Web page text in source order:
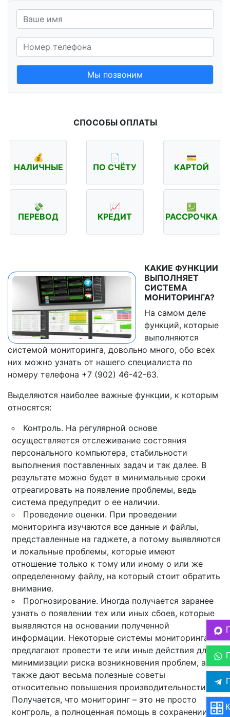
Мы позвоним
СПОСОБЫ ОПЛАТЫ
💰
НАЛИЧНЫЕ
📄
ПО СЧЁТУ
💳
КАРТОЙ
💸
ПЕРЕВОД
📈
КРЕДИТ
💹
РАССРОЧКА
КАКИЕ ФУНКЦИИ
ВЫПОЛНЯЕТ
СИСТЕМА
МОНИТОРИНГА?
На самом деле
функций, которые
выполняются
системой мониторинга, довольно много, обо всех
них можно узнать от нашего специалиста по
номеру телефона +7 (902) 46-42-63.
Выделяются наиболее важные функции, к которым
относятся:
Контроль. На регулярной основе
осуществляется отслеживание состояния
персонального компьютера, стабильности
выполнения поставленных задач и так далее. В
результате можно будет в минимальные сроки
отреагировать на появление проблемы, ведь
система предупредит о ее наличии.
Проведение оценки. При проведении
мониторинга изучаются все данные и файлы,
представленные на гаджете, а потому выявляются
и локальные проблемы, которые имеют
отношение только к тому или иному о или же
определенному файлу, на который стоит обратить
внимание.
Прогнозирование. Иногда получается заранее
узнать о появлении тех или иных сбоев, которые
выявляются на основании полученной
информации. Некоторые системы мониторинга
предлагают провести те или иные действия для
минимизации риска возникновения проблем, а
также дают весьма полезные советы
относительно повышения производительности .
Получается, что мониторинг – это не просто
контроль, а полноценная помощь в сохранении